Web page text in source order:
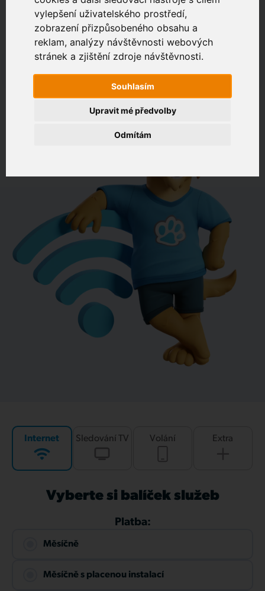
vylepšení uživatelského prostředí,
zobrazení přizpůsobeného obsahu a
reklam, analýzy návštěvnosti webových
stránek a zjištění zdroje návštěvnosti.
Souhlasím
Odmítám
Upravit mé předvolby
Zákaznický portál
Jak rychlé je připojení na vaší adrese?
Internet Sledování TV Volání Extra
Vyberte si balíček služeb
Platba:
Měsíčně
Měsíčně s placenou instalací